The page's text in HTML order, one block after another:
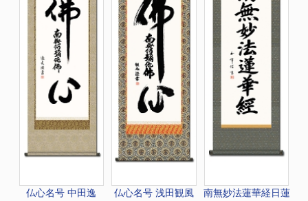
仏心名号 中田逸
仏心名号 浅田観風
南無妙法蓮華経日蓮